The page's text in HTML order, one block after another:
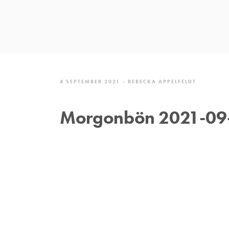
Morgonbön 2021-
REBECKA APPELFELDT
4 SEPTEMBER 2021